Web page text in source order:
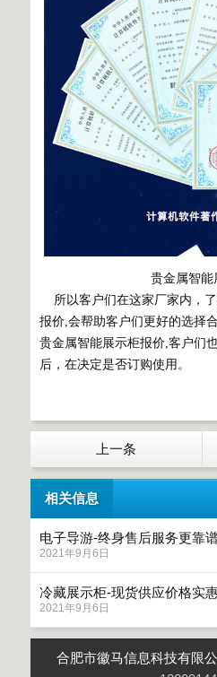
贵金属智能
所以客户们在这家厂家内，
报价,会帮助客户们更好的选择
贵金属智能展示柜报价,客户们
后，在决定是否订购使用。
上一条
相关信息
电子导游-终身售后服务更靠
2021年9月6日
冷藏展示柜-现货供应价格实
2021年9月6日
合肥市徽马信息科技有限